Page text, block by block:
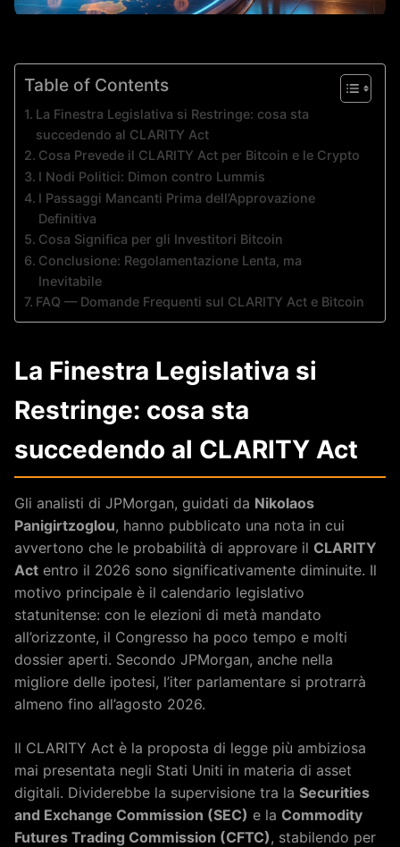
Table of Contents
La Finestra Legislativa si Restringe: cosa sta
succedendo al CLARITY Act
Cosa Prevede il CLARITY Act per Bitcoin e le Crypto
I Nodi Politici: Dimon contro Lummis
I Passaggi Mancanti Prima dell’Approvazione
Definitiva
Cosa Significa per gli Investitori Bitcoin
Conclusione: Regolamentazione Lenta, ma
Inevitabile
FAQ — Domande Frequenti sul CLARITY Act e Bitcoin
La Finestra Legislativa si
Restringe: cosa sta
succedendo al CLARITY Act
Gli analisti di JPMorgan, guidati da Nikolaos
Panigirtzoglou, hanno pubblicato una nota in cui
avvertono che le probabilità di approvare il CLARITY
Act entro il 2026 sono significativamente diminuite. Il
motivo principale è il calendario legislativo
statunitense: con le elezioni di metà mandato
all’orizzonte, il Congresso ha poco tempo e molti
dossier aperti. Secondo JPMorgan, anche nella
migliore delle ipotesi, l’iter parlamentare si protrarrà
almeno fino all’agosto 2026.
Il CLARITY Act è la proposta di legge più ambiziosa
mai presentata negli Stati Uniti in materia di asset
digitali. Dividerebbe la supervisione tra la Securities
and Exchange Commission (SEC) e la Commodity
Futures Trading Commission (CFTC), stabilendo per